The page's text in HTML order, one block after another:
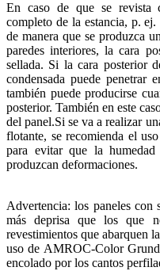
En caso de que se revista
completo de la estancia, p.
de manera que se produzca
paredes interiores, la cara
sellada. Si la cara posterior
condensada puede penetrar
también puede producirse
posterior. También en este
del panel.Si se va a realizar
flotante, se recomienda el
para evitar que la
produzcan deformaciones.
Advertencia: los paneles con
más deprisa que los que
revestimientos que abarquen
uso de AMROC-Color
encolado por los cantos